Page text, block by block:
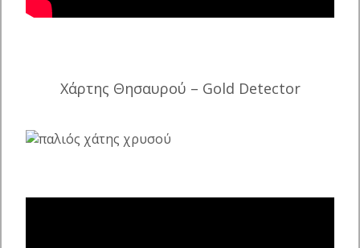
Χάρτης Θησαυρού – Gold Detector